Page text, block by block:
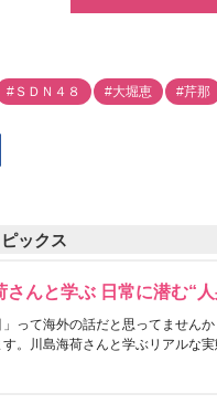
#ＳＤＮ４８ #大堀恵 #芹那
ックス
さんと学ぶ 日常に潜む“
」って海外の話だと思ってません
す。川島海荷さんと学ぶリアルな